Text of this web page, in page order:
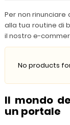
Per non
alla tua routine di
il nostro e-
No products
Il mondo
un portale